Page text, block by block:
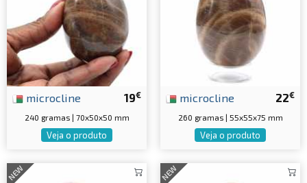
19€
microcline
240 gramas | 70x50x50 mm
Veja o produto
22€
microcline
260 gramas | 55x55x75 mm
Veja o produto
NEW NEW